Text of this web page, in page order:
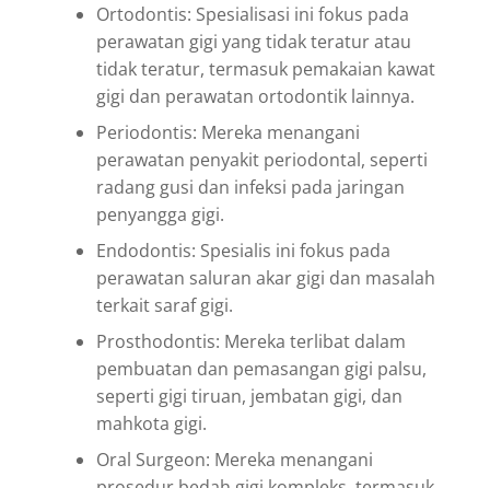
Ortodontis: Spesialisasi ini fokus pada
perawatan gigi yang tidak teratur atau
tidak teratur, termasuk pemakaian kawat
gigi dan perawatan ortodontik lainnya.
Periodontis: Mereka menangani
perawatan penyakit periodontal, seperti
radang gusi dan infeksi pada jaringan
penyangga gigi.
Endodontis: Spesialis ini fokus pada
perawatan saluran akar gigi dan masalah
terkait saraf gigi.
Prosthodontis: Mereka terlibat dalam
pembuatan dan pemasangan gigi palsu,
seperti gigi tiruan, jembatan gigi, dan
mahkota gigi.
Oral Surgeon: Mereka menangani